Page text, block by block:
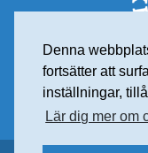
Denna
fortsätter att
inställningar,
Lär dig mer om